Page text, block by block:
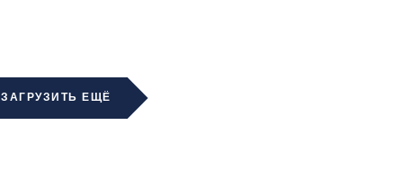
ЗАГРУЗИТЬ ЕЩЁ